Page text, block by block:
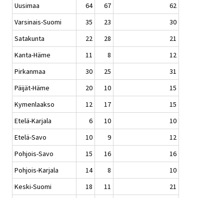
Uusimaa
64 67
62
Varsinais-Suomi
35 23
30
Satakunta
22 28
21
Kanta-Häme
11 8
12
Pirkanmaa
30 25
31
Päijät-Häme
20 10
15
Kymenlaakso
12 17
15
Etelä-Karjala
6 10
10
Etelä-Savo
10 9
12
Pohjois-Savo
15 16
16
Pohjois-Karjala
14 8
10
Keski-Suomi
18 11
21